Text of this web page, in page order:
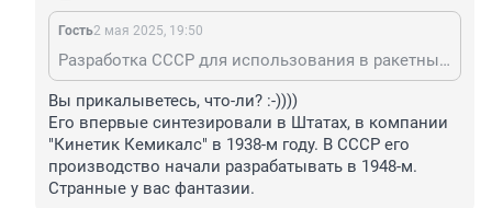
Гость2 мая 2025, 19:50
Разработка СССР для использования в ракетных двигателях. Состав украден штатами в течение 2-х недель.
Вы прикалыветесь, что-ли? :-))))
Его впервые синтезировали в Штатах, в компании
"Кинетик Кемикалс" в 1938-м году. В СССР его
производство начали разрабатывать в 1948-м.
Странные у вас фантазии.